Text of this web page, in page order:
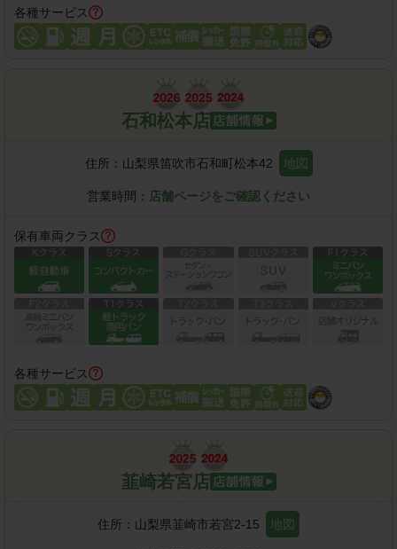
各種サービス
石和松本店
住所： 山梨県笛吹市石和町松本42 地図
営業時間： 店舗ページをご確認ください
保有車両クラス
各種サービス
韮崎若宮店
住所： 山梨県韮崎市若宮2-15 地図